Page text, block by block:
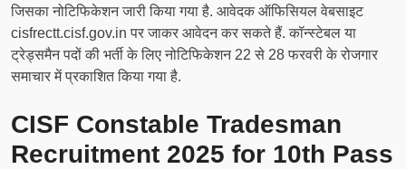
जिसका नोटिफिकेशन जारी किया गया है. आवेदक ऑफिसियल वेबसाइट
cisfrectt.cisf.gov.in पर जाकर आवेदन कर सकते हैं. कॉन्स्टेबल या
ट्रेड्समैन पदों की भर्ती के लिए नोटिफिकेशन 22 से 28 फरवरी के रोजगार
समाचार में प्रकाशित किया गया है.
CISF Constable Tradesman
Recruitment 2025 for 10th Pass